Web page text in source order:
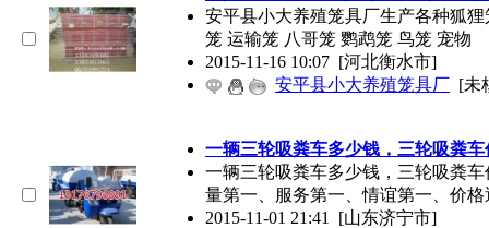
安平县小大养殖笼具厂生产各种狐
笼 运输笼 八哥笼 鹦鹉笼 鸟笼 宠物
2015-11-16 10:07 [河北衡水市]
安平县小大养殖笼具厂 [未
一辆三轮吸粪车多少钱，三轮吸粪车
一辆三轮吸粪车多少钱，三轮吸粪
量第一、服务第一、情谊第一、价格
2015-11-01 21:41 [山东济宁市]